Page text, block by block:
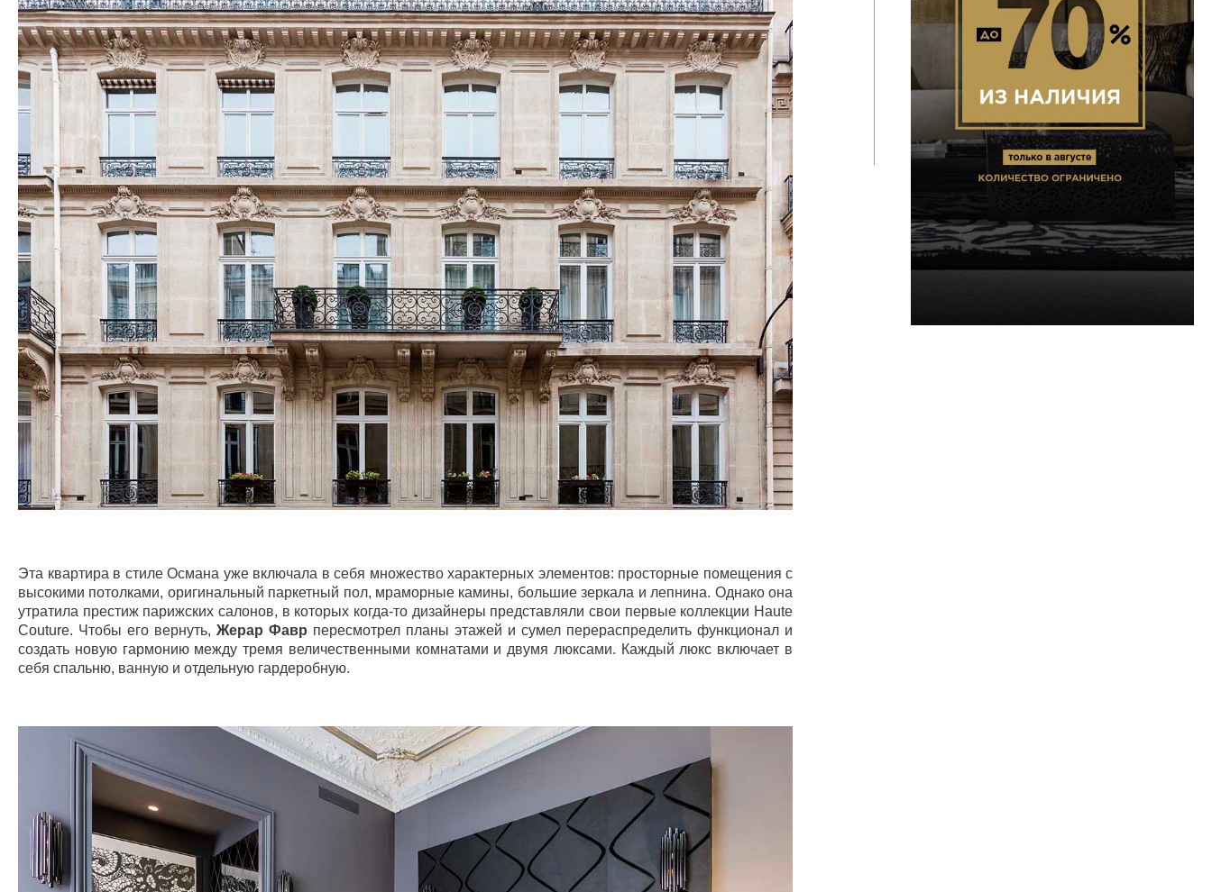
Эта квартира в стиле Османа уже включала в себя множество характерных элементов: просторные помещения с
высокими потолками, оригинальный паркетный пол, мраморные камины, большие зеркала и лепнина. Однако она
утратила престиж парижских салонов, в которых когда-то дизайнеры представляли свои первые коллекции Haute
Couture. Чтобы его вернуть, Жерар Фавр пересмотрел планы этажей и сумел перераспределить функционал и
создать новую гармонию между тремя величественными комнатами и двумя люксами. Каждый люкс включает в
себя спальню, ванную и отдельную гардеробную.